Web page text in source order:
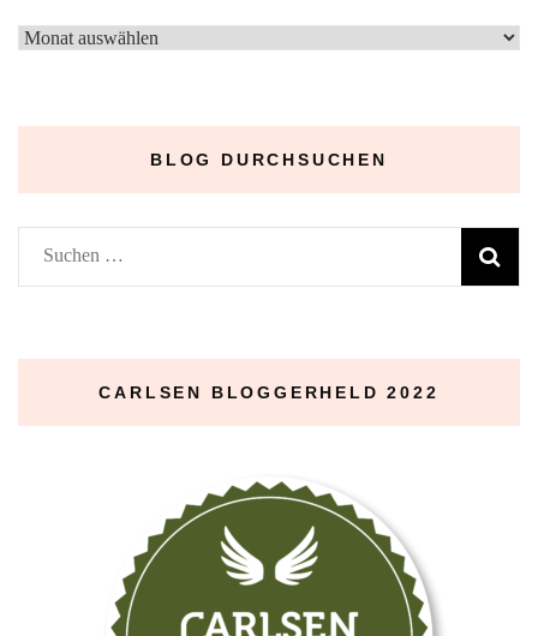
–
BLOG DURCHSUCHEN
Suchen
nach:
CARLSEN BLOGGERHELD 2022